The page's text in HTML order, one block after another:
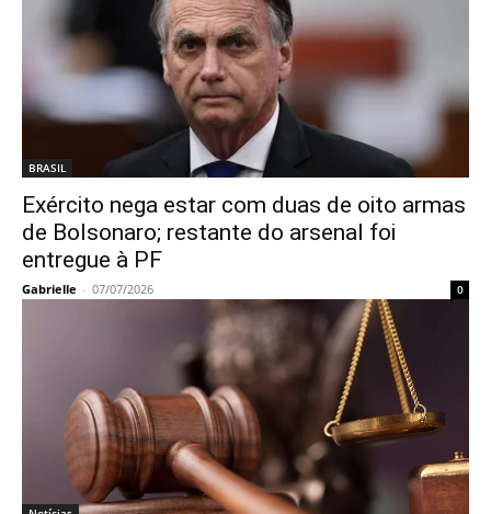
BRASIL
Exército nega estar com duas de oito armas
de Bolsonaro; restante do arsenal foi
entregue à PF
Gabrielle - 07/07/2026 0